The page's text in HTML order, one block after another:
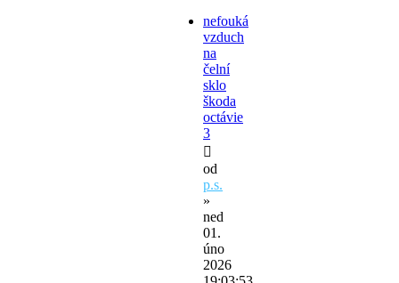
nefouká
vzduch
na
čelní
sklo
škoda
octávie
3
od
p.s.
»
ned
01.
úno
2026